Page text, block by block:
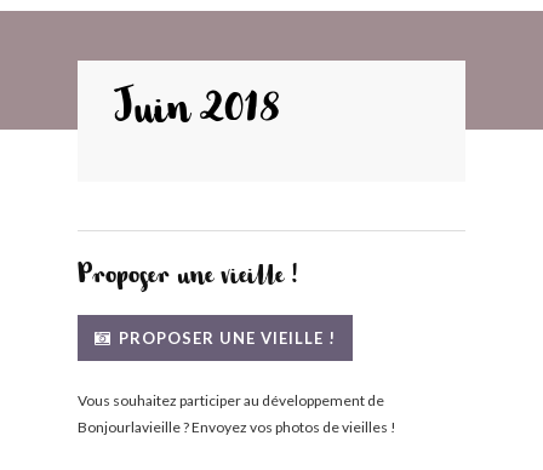
LE BLOG
BONJOURLAVIEILLE ?
MODÈLES ET MARQUES
Juin 2018
Proposer une vieille !
PROPOSER UNE VIEILLE !
Vous souhaitez participer au développement de
Bonjourlavieille ? Envoyez vos photos de vieilles !